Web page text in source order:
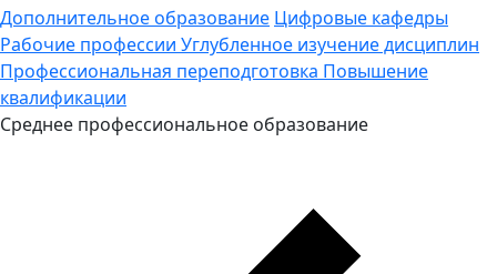
Дополнительное образование Цифровые кафедры
Рабочие профессии Углубленное изучение дисциплин
Профессиональная переподготовка Повышение
квалификации
Среднее профессиональное образование